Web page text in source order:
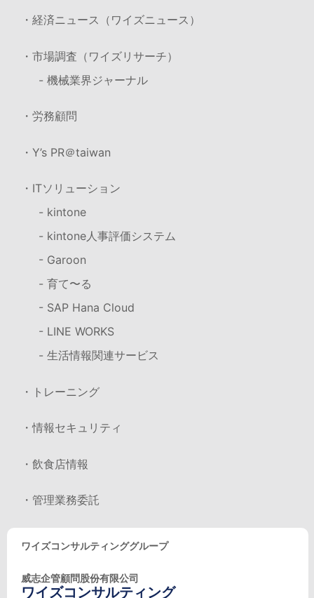
・経済ニュース（ワイズニュース）
・市場調査（ワイズリサーチ）
- 機械業界ジャーナル
・労務顧問
・Y’s PR＠taiwan
・ITソリューション
- kintone
- kintone人事評価システム
- Garoon
- 育て〜る
- SAP Hana Cloud
- LINE WORKS
- 生活情報関連サービス
・トレーニング
・情報セキュリティ
・飲食店情報
・管理業務委託
ワイズコンサルティンググループ
威志企管顧問股份有限公司
ワイズコンサルティング